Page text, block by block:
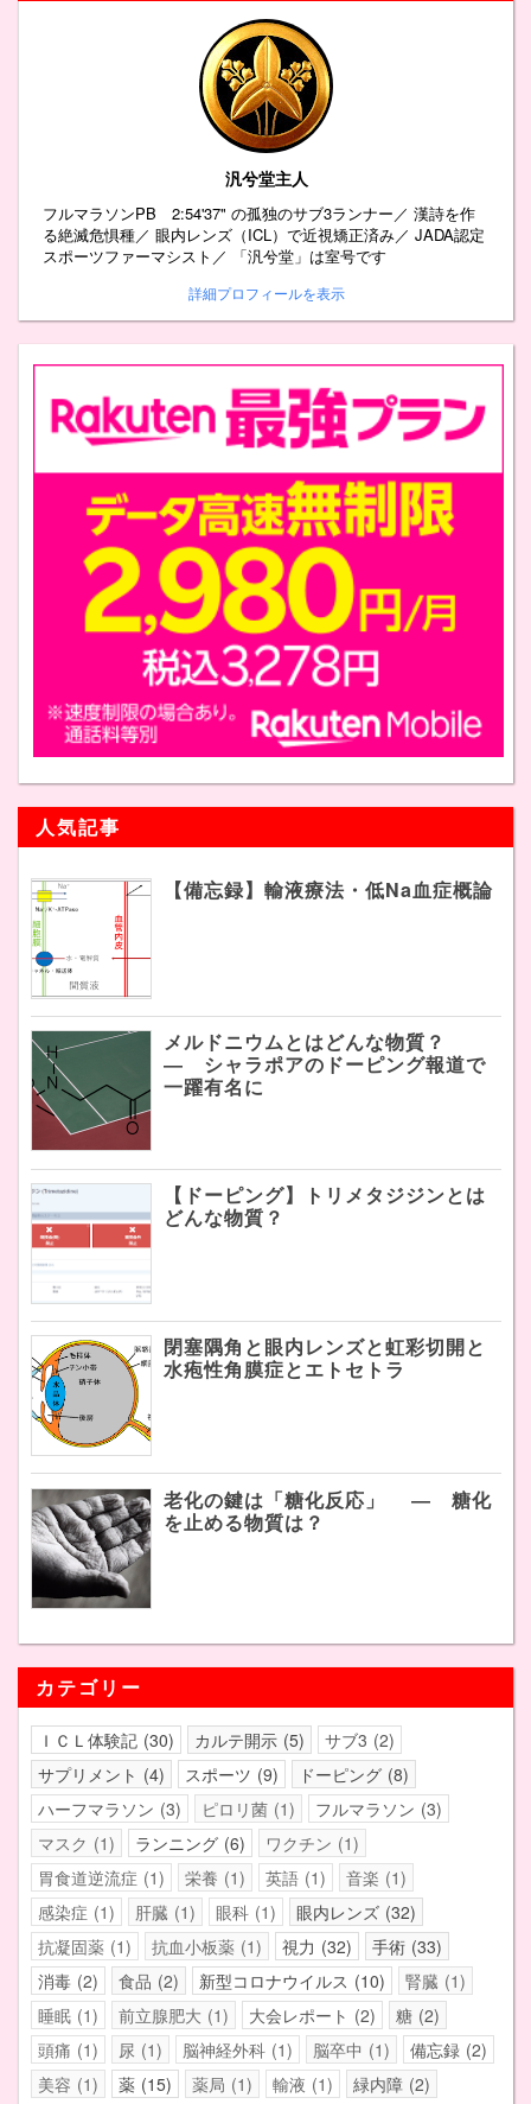
汎兮堂主人
フルマラソンPB 2:54'37" の孤独のサブ3ランナー／ 漢詩を作
る絶滅危惧種／ 眼内レンズ（ICL）で近視矯正済み／ JADA認定
スポーツファーマシスト／ 「汎兮堂」は室号です
詳細プロフィールを表示
人気記事
【備忘録】輸液療法・低Na血症概論
メルドニウムとはどんな物質？
― シャラポアのドーピング報道で
一躍有名に
【ドーピング】トリメタジジンとは
どんな物質？
閉塞隅角と眼内レンズと虹彩切開と
水疱性角膜症とエトセトラ
老化の鍵は「糖化反応」 ― 糖化
を止める物質は？
カテゴリー
ＩＣＬ体験記 30 カルテ開示 5 サブ3 2
サプリメント
4 スポーツ 9 ドーピング 8
ハーフマラソン 3 ピロリ菌 1 フルマラソン 3
マスク
1 ランニング 6 ワクチン 1
胃食道逆流症 1 栄養 1 英語 1 音楽 1
感染症 1 肝臓 1 眼科 1 眼内レンズ 32
抗凝固薬 1 抗血小板薬 1 視力 32 手術 33
消毒 2 食品 2 新型コロナウイルス 10 腎臓 1
睡眠 1 前立腺肥大 1 大会レポート 2 糖 2
頭痛 1 尿 1 脳神経外科 1 脳卒中 1 備忘録 2
美容 1 薬 15 薬局 1 輸液 1 緑内障 2